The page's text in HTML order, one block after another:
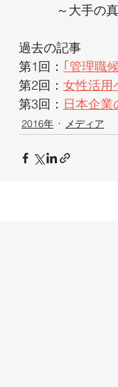
～大手の真似
過去の記事
第1回： ｢管理職
第2回： 女性活用
第3回： 日本企業
2016年 メディア